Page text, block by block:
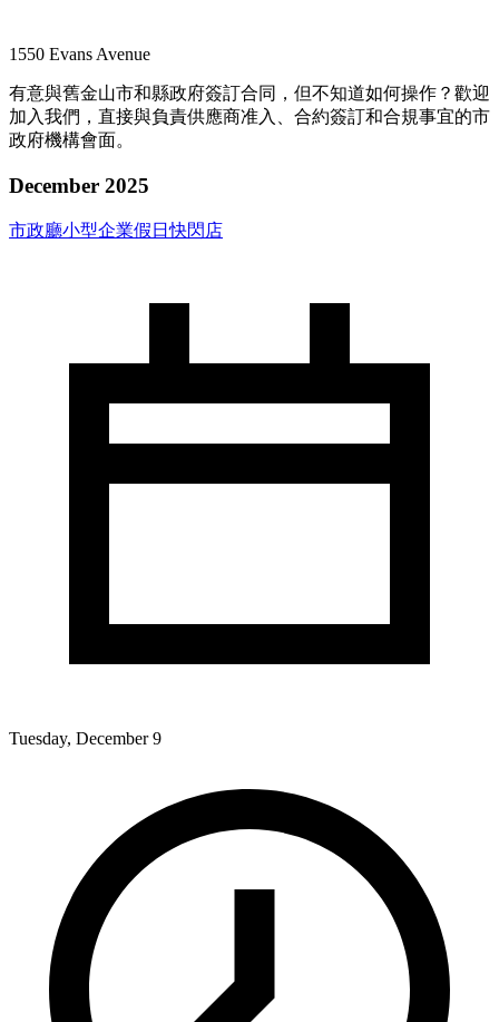
1550 Evans Avenue
有意與舊金山市和縣政府簽訂合同，但不知道如何操作？歡迎
加入我們，直接與負責供應商准入、合約簽訂和合規事宜的市
政府機構會面。
December 2025
市政廳小型企業假日快閃店
Tuesday, December 9